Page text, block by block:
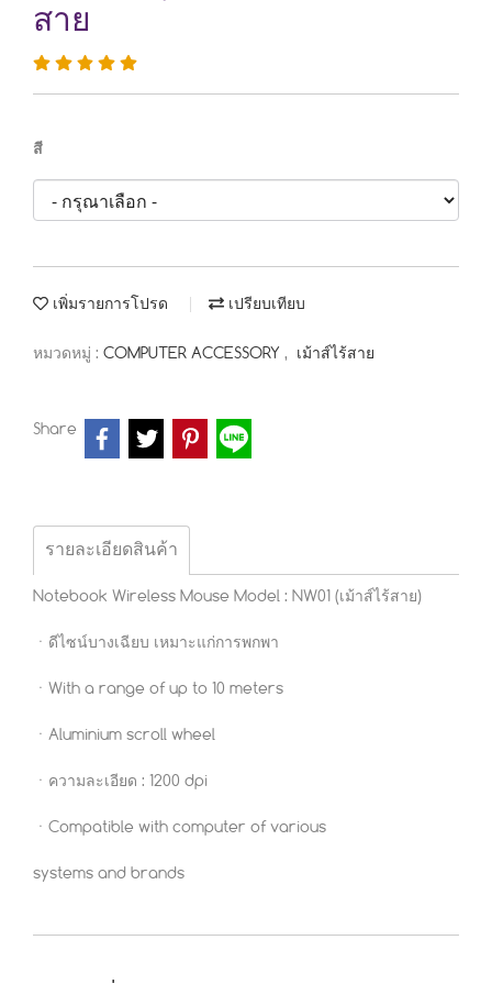
สาย
สี
เพิ่มรายการโปรด เปรียบเทียบ
หมวดหมู่ : COMPUTER ACCESSORY , เม้าส์ไร้สาย
Share
รายละเอียดสินค้า
Notebook Wireless Mouse Model : NW01 (เม้าส์ไร้สาย)
ㆍดีไซน์บางเฉียบ เหมาะแก่การพกพา
ㆍWith a range of up to 10 meters
ㆍAluminium scroll wheel
ㆍความละเอียด : 1200 dpi
ㆍCompatible with computer of various
systems and brands